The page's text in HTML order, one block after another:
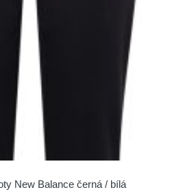
New Balance černá / bílá